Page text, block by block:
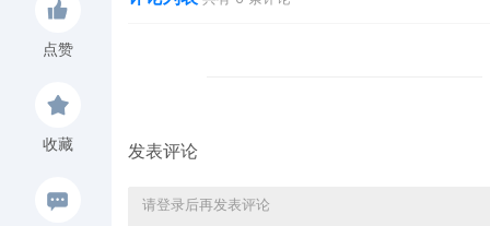
点赞
收藏 发表评论